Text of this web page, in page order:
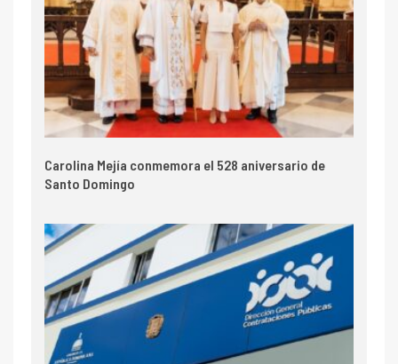
Carolina Mejía conmemora el 528 aniversario de
Santo Domingo